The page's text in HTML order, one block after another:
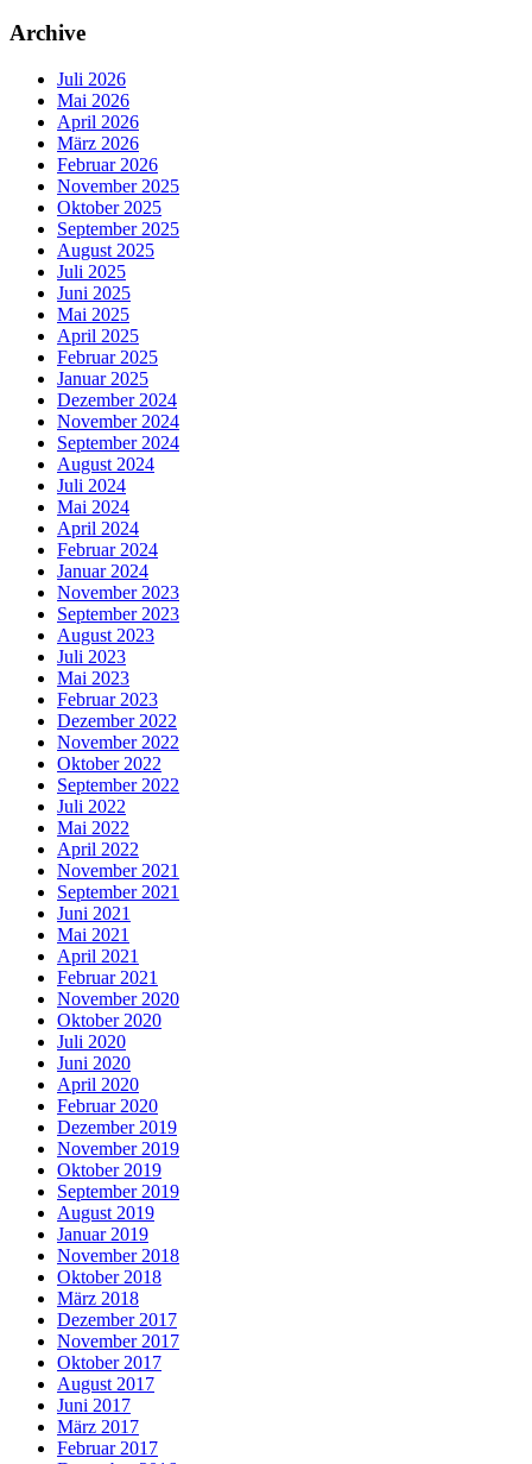
Archive
Juli 2026
Mai 2026
April 2026
März 2026
Februar 2026
November 2025
Oktober 2025
September 2025
August 2025
Juli 2025
Juni 2025
Mai 2025
April 2025
Februar 2025
Januar 2025
Dezember 2024
November 2024
September 2024
August 2024
Juli 2024
Mai 2024
April 2024
Februar 2024
Januar 2024
November 2023
September 2023
August 2023
Juli 2023
Mai 2023
Februar 2023
Dezember 2022
November 2022
Oktober 2022
September 2022
Juli 2022
Mai 2022
April 2022
November 2021
September 2021
Juni 2021
Mai 2021
April 2021
Februar 2021
November 2020
Oktober 2020
Juli 2020
Juni 2020
April 2020
Februar 2020
Dezember 2019
November 2019
Oktober 2019
September 2019
August 2019
Januar 2019
November 2018
Oktober 2018
März 2018
Dezember 2017
November 2017
Oktober 2017
August 2017
Juni 2017
März 2017
Februar 2017